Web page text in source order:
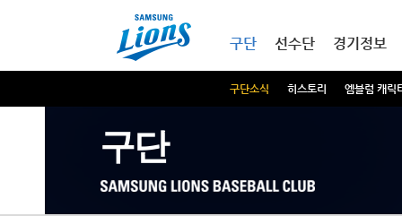
구단
구단소식 히스토리 엠블럼 캐릭
선수단 경기정보
구단